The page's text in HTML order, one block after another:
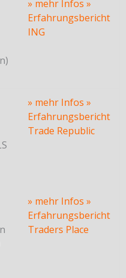
» mehr Infos »
Erfahrungsbericht
ING
» mehr Infos »
Erfahrungsbericht
Trade Republic
» mehr Infos »
Erfahrungsbericht
Traders Place